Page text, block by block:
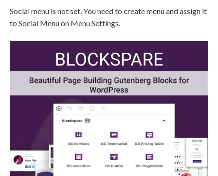
Social menu is not set. You need to create menu and assign it
to Social Menu on Menu Settings.